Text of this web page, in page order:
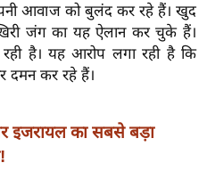
आवाज को बुलंद कर रहे हैं। खुद
जंग का यह ऐलान कर चुके हैं।
है। यह आरोप लगा रही है कि
दमन कर रहे हैं।
इजरायल का सबसे बड़ा